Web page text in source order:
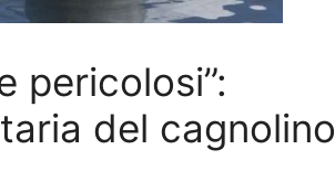
pericolosi”:
del cagnolino